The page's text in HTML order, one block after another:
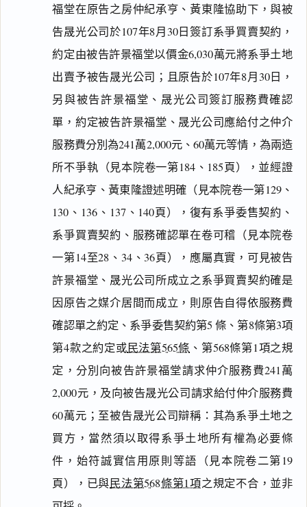
福堂在原告之房仲紀承亨、黃東隆協助下，與被
告晟光公司於107年8月30日簽訂系爭買賣契約，
約定由被告許景福堂以價金6,030萬元將系爭土地
出賣予被告晟光公司；且原告於107年8月30日，
另與被告許景福堂、晟光公司簽訂服務費確認
單，約定被告許景福堂、晟光公司應給付之仲介
服務費分別為241萬2,000元、60萬元等情，為兩造
所不爭執（見本院卷一第184、185頁），並經證
人紀承亨、黃東隆證述明確（見本院卷一第129、
130、136、137、140頁），復有系爭委售契約、
系爭買賣契約、服務確認單在卷可稽（見本院卷
一第14至28、34、36頁），應屬真實，可見被告
許景福堂、晟光公司所成立之系爭買賣契約確是
因原告之媒介居間而成立，則原告自得依服務費
確認單之約定、系爭委售契約第5 條、第8條第3項
第4款之約定或民法第565條 、第568條第1項之規
定，分別向被告許景福堂請求仲介服務費241萬
2,000元，及向被告晟光公司請求給付仲介服務費
60萬元；至被告晟光公司辯稱：其為系爭土地之
買方，當然須以取得系爭土地所有權為必要條
件，始符誠實信用原則等語（見本院卷二第19
頁），已與民法第568條第1項之規定不合，並非